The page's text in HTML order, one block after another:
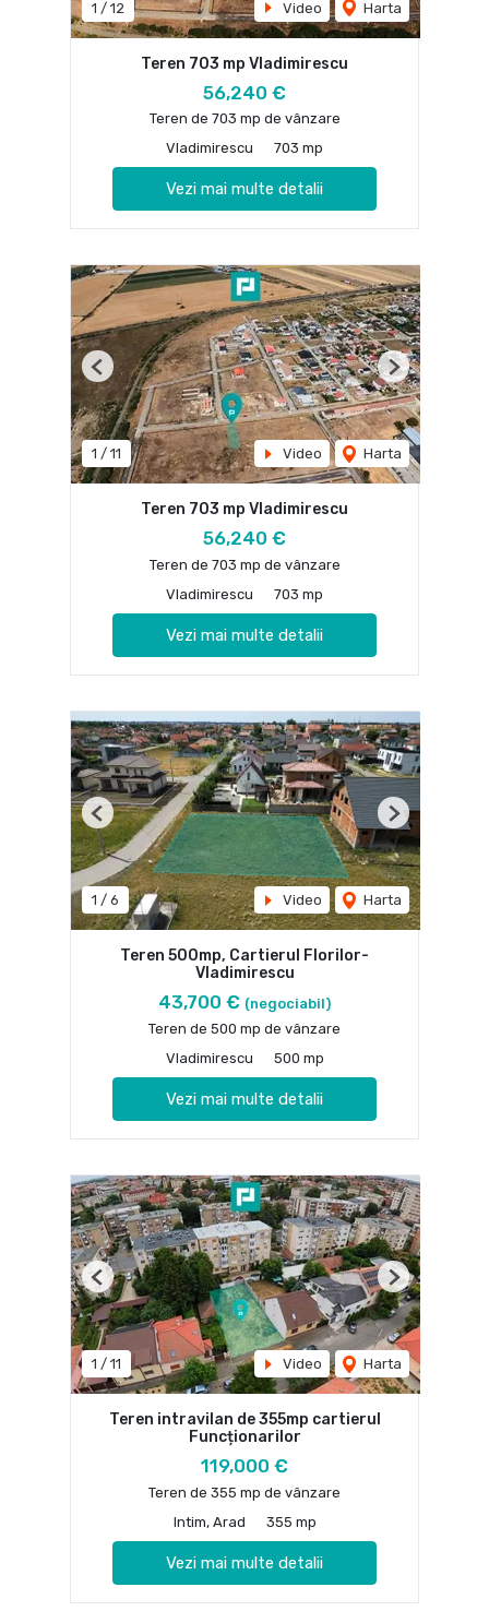
1 / 12 Video Harta
Teren 703 mp Vladimirescu
56,240 €
Teren de 703 mp de vânzare
Vladimirescu
703 mp
Vezi mai multe detalii
1 / 11 Video Harta
Previous Next
Teren 703 mp Vladimirescu
56,240 €
Teren de 703 mp de vânzare
Vladimirescu
703 mp
Vezi mai multe detalii
1 / 6 Video Harta
Previous Next
Teren 500mp, Cartierul Florilor-
Vladimirescu
43,700 € (negociabil)
Teren de 500 mp de vânzare
Vladimirescu
500 mp
Vezi mai multe detalii
1 / 11 Video Harta
Previous Next
Teren intravilan de 355mp cartierul
Funcționarilor
119,000 €
Teren de 355 mp de vânzare
Intim, Arad
355 mp
Vezi mai multe detalii